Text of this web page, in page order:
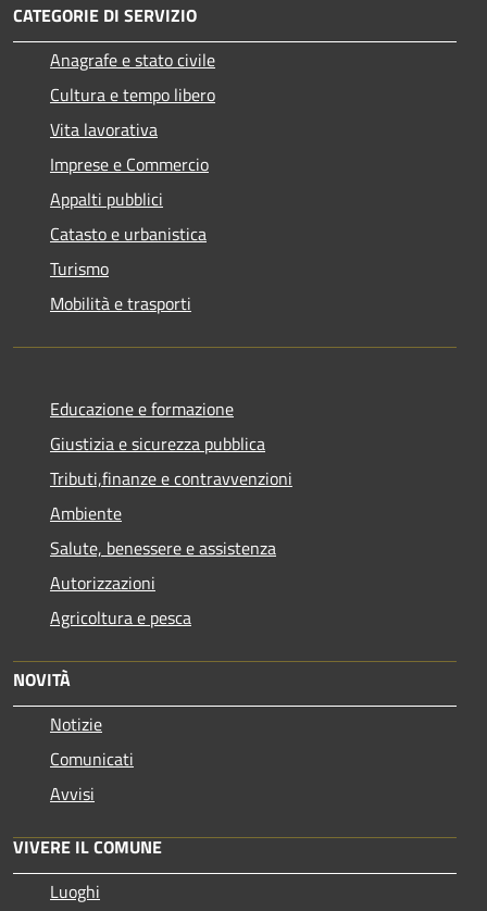
CATEGORIE DI SERVIZIO
Anagrafe e stato civile
Cultura e tempo libero
Vita lavorativa
Imprese e Commercio
Appalti pubblici
Catasto e urbanistica
Turismo
Mobilità e trasporti
Educazione e formazione
Giustizia e sicurezza pubblica
Tributi,finanze e contravvenzioni
Ambiente
Salute, benessere e assistenza
Autorizzazioni
Agricoltura e pesca
NOVITÀ
Notizie
Comunicati
Avvisi
VIVERE IL COMUNE
Luoghi